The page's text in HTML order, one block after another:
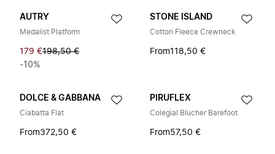
AUTRY
Medalist Platform
179 €198,50 €
-10%
STONE ISLAND
Cotton Fleece Crewneck
From118,50 €
DOLCE & GABBANA
Ciabatta Flat
From372,50 €
PIRUFLEX
Colegial Blucher Barefoot
From57,50 €